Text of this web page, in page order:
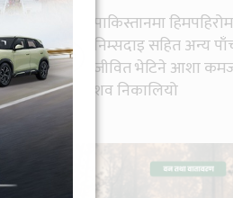
१०
पाकिस्तानमा
निम्सदाइ सहित अन्य
जीवित भेटिने आशा
शव निकालियो